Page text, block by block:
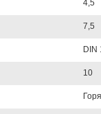
4,5
7,5
DIN
10